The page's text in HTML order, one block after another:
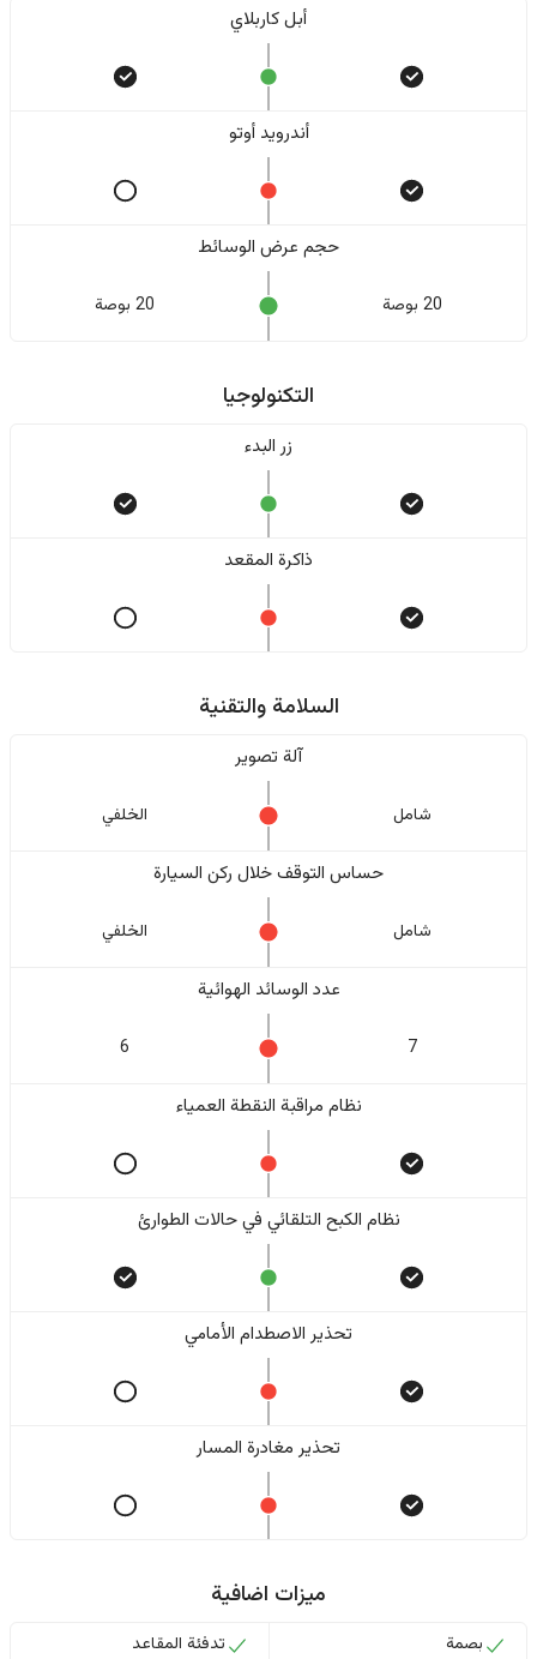
أبل كاربلاي
أندرويد أوتو
حجم عرض الوسائط
20 بوصة 20 بوصة
التكنولوجيا
زر البدء
ذاكرة المقعد
السلامة والتقنية
آلة تصوير
شامل الخلفي
حساس التوقف خلال ركن السيارة
شامل الخلفي
عدد الوسائد الهوائية
7
6
نظام مراقبة النقطة العمياء
نظام الكبح التلقائي في حالات الطوارئ
تحذير الاصطدام الأمامي
تحذير مغادرة المسار
ميزات اضافية
بصمة
تدفئة المقاعد